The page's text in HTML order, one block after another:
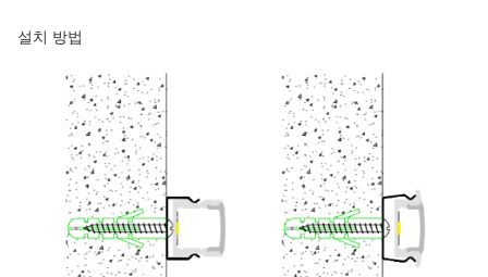
설치 방법